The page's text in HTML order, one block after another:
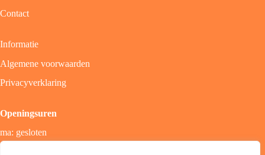
Contact
Informatie
Algemene voorwaarden
Privacyverklaring
Openingsuren
ma: gesloten